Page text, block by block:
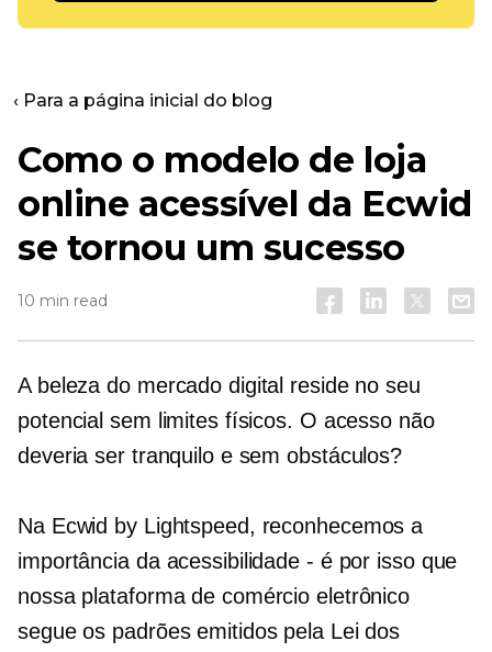
‹ Para a página inicial do blog
Como o modelo de loja
online acessível da Ecwid
se tornou um sucesso
10 min read
A beleza do mercado digital reside no seu
potencial sem limites físicos. O acesso não
deveria ser tranquilo e sem obstáculos?
Na Ecwid by Lightspeed, reconhecemos a
importância da acessibilidade - é por isso que
nossa plataforma de comércio eletrônico
segue os padrões emitidos pela Lei dos